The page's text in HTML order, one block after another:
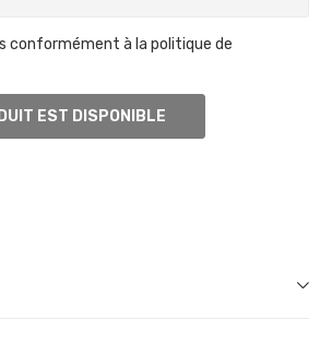
conformément à la politique de
EST DISPONIBLE